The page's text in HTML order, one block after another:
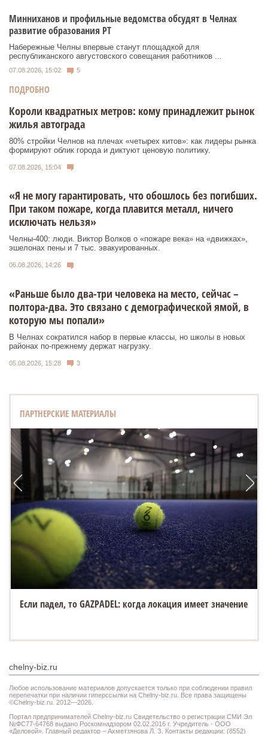
Минниханов и профильные ведомства обсудят в Челнах
развитие образования РТ
Набережные Челны впервые станут площадкой для
республиканского августовского совещания работников ...
07.08.2026, 15:02 5
ПОДРОБНО
Короли квадратных метров: кому принадлежит рынок
жилья автограда
80% стройки Челнов на плечах «четырех китов»: как лидеры рынка
формируют облик города и диктуют ценовую политику.
07.08.2026, 15:04
«Я не могу гарантировать, что обошлось без погибших.
При таком пожаре, когда плавится металл, ничего
исключать нельзя»
Челны-400: люди. Виктор Волков о «пожаре века» на «движках»,
эшелонах пены и 7 тыс. эвакуированных.
06.08.2026, 14:26
«Раньше было два-три человека на место, сейчас –
полтора-два. Это связано с демографической ямой, в
которую мы попали»
В Челнах сократился набор в первые классы, но школы в новых
районах по-прежнему держат нагрузку.
05.08.2026, 15:28 3
ПАРТНЕРСКИЕ МАТЕРИАЛЫ
Если падел, то GAZPADEL: когда локация имеет значение
chelny-biz.ru
Любое использование материалов допускается только при соблюдении правил
перепечатки при наличии гиперссылки на Chelny-biz.ru. Все права защищены
©Chelny-biz.ru. 2012—2026.
Портал предпринимателей Chelny-biz.ru Свидетельство о регистрации СМИ Эл
№ФС77-64768 выдано Роскомнадзором 02.02.2016 г. Учредитель - ООО
«Деловой». Главный редактор – Ахметзянова Л. З. Контакты редакции: (8552)